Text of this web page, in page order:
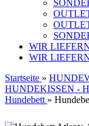
WIR
WIR
Startseite »
HUNDEKISSEN -
Hundebett »